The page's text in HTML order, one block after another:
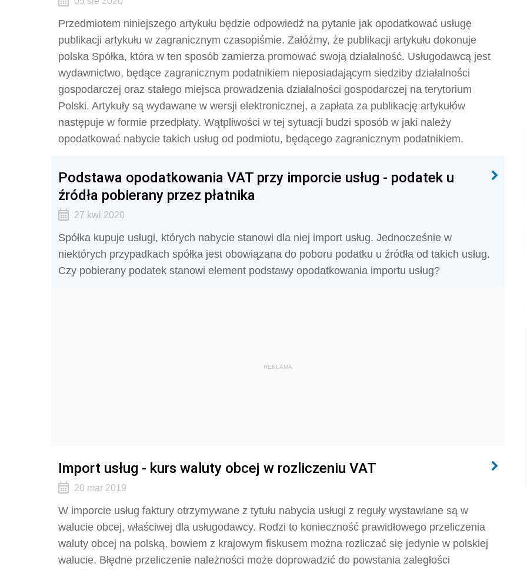
Przedmiotem niniejszego artykułu będzie odpowiedź na pytanie jak opodatkować usługę
publikacji artykułu w zagranicznym czasopiśmie. Załóżmy, że publikacji artykułu dokonuje
polska Spółka, która w ten sposób zamierza promować swoją działalność. Usługodawcą jest
wydawnictwo, będące zagranicznym podatnikiem nieposiadającym siedziby działalności
gospodarczej oraz stałego miejsca prowadzenia działalności gospodarczej na terytorium
Polski. Artykuły są wydawane w wersji elektronicznej, a zapłata za publikację artykułów
następuje w formie przedpłaty. Wątpliwości w tej sytuacji budzi sposób w jaki należy
opodatkować nabycie takich usług od podmiotu, będącego zagranicznym podatnikiem.
Podstawa opodatkowania VAT przy imporcie usług - podatek u
źródła pobierany przez płatnika
27 kwi 2020
Spółka kupuje usługi, których nabycie stanowi dla niej import usług. Jednocześnie w
niektórych przypadkach spółka jest obowiązana do poboru podatku u źródła od takich usług.
Czy pobierany podatek stanowi element podstawy opodatkowania importu usług?
REKLAMA
Import usług - kurs waluty obcej w rozliczeniu VAT
20 mar 2019
W imporcie usług faktury otrzymywane z tytułu nabycia usługi z reguły wystawiane są w
walucie obcej, właściwej dla usługodawcy. Rodzi to konieczność prawidłowego przeliczenia
waluty obcej na polską, bowiem z krajowym fiskusem można rozliczać się jedynie w polskiej
walucie. Błędne przeliczenie należności może doprowadzić do powstania zaległości